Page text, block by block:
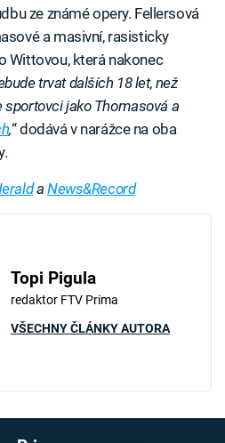
ze známé opery. Fellersová
a masivní, rasisticky
Wittovou, která nakonec
trvat dalších 18 let, než
jako Thomasová a
,“ dodává v narážce na oba
a News&Record
Topi Pigula
redaktor FTV Prima
VŠECHNY ČLÁNKY AUTORA